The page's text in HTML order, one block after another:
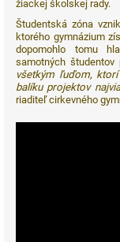
žiackej školskej rady.
Študentská zóna
ktorého gymnázium
dopomohlo tomu
samotných študentov
všetkým ľuďom,
balíku projektov
riaditeľ cirkevného